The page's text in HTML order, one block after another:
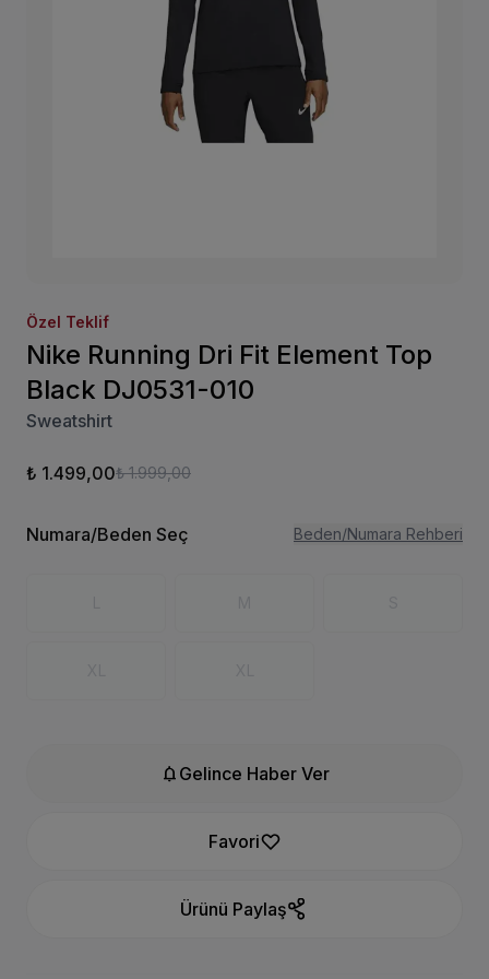
Özel Teklif
Nike Running Dri Fit Element Top
Black DJ0531-010
Sweatshirt
₺ 1.499,00₺ 1.999,00
Numara/Beden Seç Beden/Numara Rehberi
notifications Gelince Haber Ver
Favori
Ürünü Paylaş